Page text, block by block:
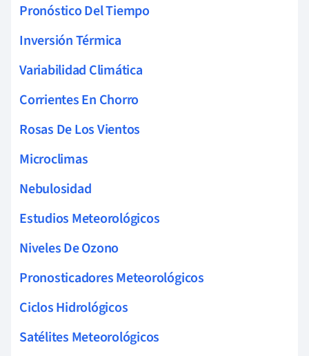
Pronóstico Del Tiempo
Inversión Térmica
Variabilidad Climática
Corrientes En Chorro
Rosas De Los Vientos
Microclimas
Nebulosidad
Estudios Meteorológicos
Niveles De Ozono
Pronosticadores Meteorológicos
Ciclos Hidrológicos
Satélites Meteorológicos